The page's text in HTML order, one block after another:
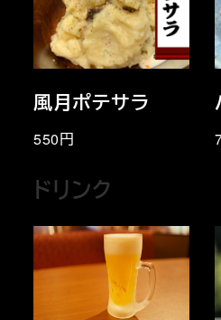
風月ポテサラ
550円
ドリンク